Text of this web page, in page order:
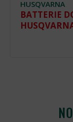
HUSQVARNA
BATTERIE